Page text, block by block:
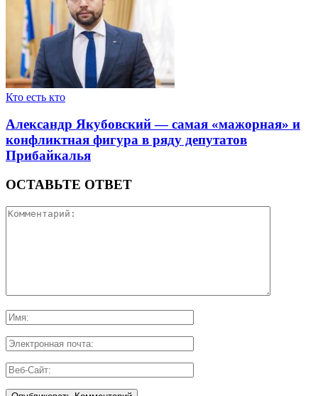
Кто есть кто
Александр Якубовский — самая «мажорная» и
конфликтная фигура в ряду депутатов
Прибайкалья
ОСТАВЬТЕ ОТВЕТ